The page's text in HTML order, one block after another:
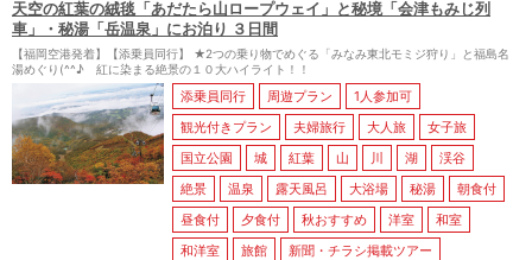
天空の紅葉の絨毯「あだたら山ロープウェイ」と秘境「会津もみじ列
車」・秘湯「岳温泉」にお泊り ３日間
【福岡空港発着】【添乗員同行】 ★2つの乗り物でめぐる「みなみ東北モミジ狩り」と福島名
湯めぐり(^^♪ 紅に染まる絶景の１０大ハイライト！！
添乗員同行 周遊プラン
1人参加可
観光付きプラン
夫婦旅行 大人旅
女子旅
国立公園
城 紅葉 山 川 湖
渓谷
絶景
温泉 露天風呂 大浴場 秘湯
朝食付
昼食付
夕食付 秋おすすめ 洋室
和室
和洋室
旅館
新聞・チラシ掲載ツアー